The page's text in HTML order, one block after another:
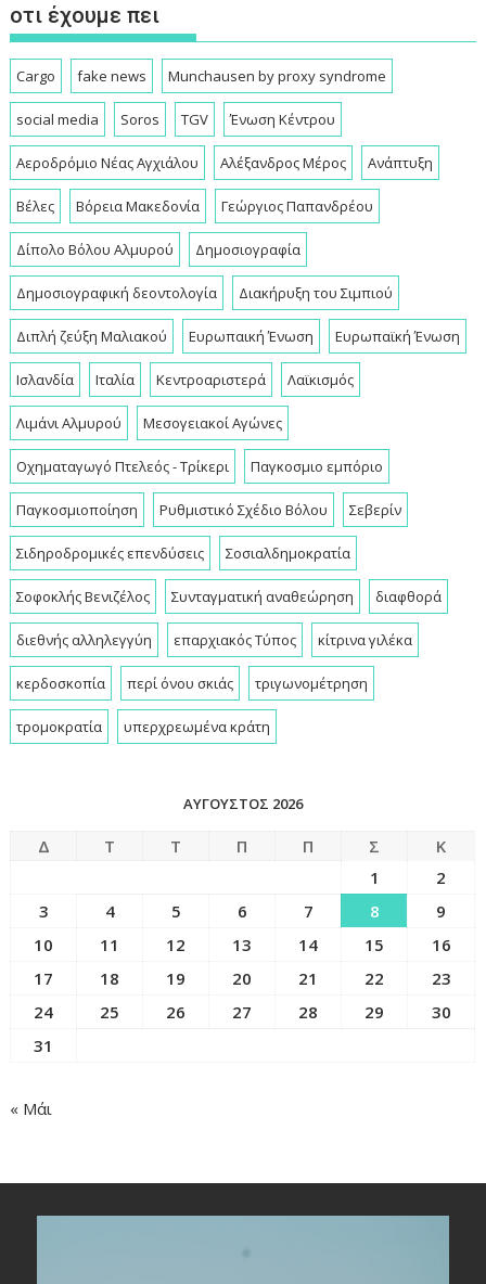
οτι έχουμε πει
Cargo fake news Munchausen by proxy syndrome
social media Soros TGV Ένωση Κέντρου
Αεροδρόμιο Νέας Αγχιάλου Αλέξανδρος Μέρος Ανάπτυξη
Βέλες Βόρεια Μακεδονία Γεώργιος Παπανδρέου
Δίπολο Βόλου Αλμυρού Δημοσιογραφία
Δημοσιογραφική δεοντολογία Διακήρυξη του Σιμπιού
Διπλή ζεύξη Μαλιακού Ευρωπαική Ένωση Ευρωπαϊκή Ένωση
Ισλανδία Ιταλία Κεντροαριστερά Λαϊκισμός
Λιμάνι Αλμυρού Μεσογειακοί Αγώνες
Οχηματαγωγό Πτελεός - Τρίκερι Παγκοσμιο εμπόριο
Παγκοσμιοποίηση Ρυθμιστικό Σχέδιο Βόλου Σεβερίν
Σιδηροδρομικές επενδύσεις Σοσιαλδημοκρατία
Σοφοκλής Βενιζέλος Συνταγματική αναθεώρηση διαφθορά
διεθνής αλληλεγγύη επαρχιακός Τύπος κίτρινα γιλέκα
κερδοσκοπία περί όνου σκιάς τριγωνομέτρηση
τρομοκρατία υπερχρεωμένα κράτη
ΑΎΓΟΥΣΤΟΣ 2026
Δ Τ Τ Π Π Σ
Κ
1
2
3
4 5 6 7 8
9
10
11 12 13 14 15
16
17
18 19 20 21 22
23
24
25 26 27 28 29
30
31
« Μάι